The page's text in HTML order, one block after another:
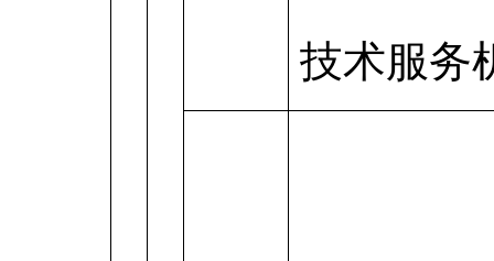
技术服务